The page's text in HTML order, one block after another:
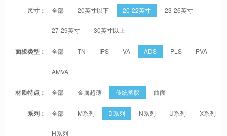
尺寸： 全部 20英寸以下 20-22英寸 23-26英寸
27-29英寸 30英寸以上
面板类型： 全部 TN IPS VA ADS PLS PVA
AMVA
材质特点： 全部 金属超薄 传统塑胶 曲面
系列： 全部 M系列 D系列 N系列 U系列 X系列
H系列